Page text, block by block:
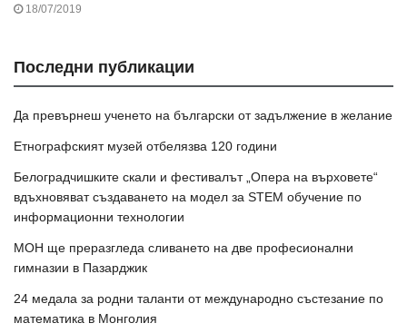
18/07/2019
Последни публикации
Да превърнеш ученето на български от задължение в желание
Етнографският музей отбелязва 120 години
Белоградчишките скали и фестивалът „Опера на върховете“
вдъхновяват създаването на модел за STEM обучение по
информационни технологии
МОН ще преразгледа сливането на две професионални
гимназии в Пазарджик
24 медала за родни таланти от международно състезание по
математика в Монголия